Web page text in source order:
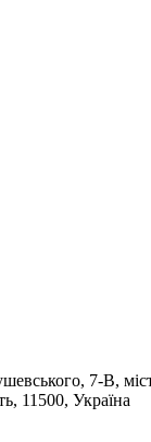
7-В,
11500, Україна